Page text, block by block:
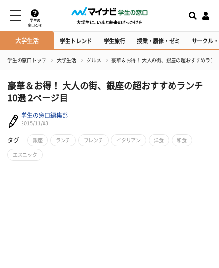
学生の
窓口とは
大学生活 学生トレンド 学生旅行 授業・履修・ゼミ サークル
学生の窓口トップ 大学生活 グルメ 豪華＆お得！ 大人の街、銀座の超おすすめラン
豪華＆お得！ 大人の街、銀座の超おすすめランチ
10選 2ページ目
学生の窓口編集部
2015/11/03
タグ： 銀座 ランチ フレンチ イタリアン 洋食 和食
エスニック